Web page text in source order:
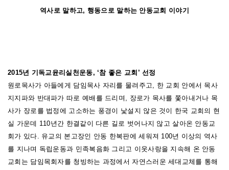
역사로 말하고, 행동으로 말하는 안동교회 이야기
2015년 기독교윤리실천운동, ‘참 좋은 교회 ’선정
원로목사가 아들에게 담임목사 자리를 물려주고, 한 교회 안에서 목사
지지파와 반대파가 따로 예배를 드리며, 장로가 목사를 쫓아내거나 목
사가 장로를 법정에 고소하는 풍경이 낯설지 않은 것이 한국 교회의 현
실 가운데 110년간 한결같이 다른 길로 벗어나지 않고 살아온 안동교
회가 있다. 유교의 본고장인 안동 한복판에 세워져 100년 이상의 역사
를 지나며 독립운동과 민족복음화 그리고 이웃사랑을 지속해 온 안동
교회는 담임목회자를 청빙하는 과정에서 자연스러운 세대교체를 통해